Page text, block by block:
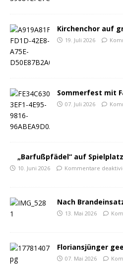
Kirchenchor auf
19. Juli 2026
Sommerfest mit
07. Juli 2026
„Barfußpfädel“ auf
10. Juni 2026 Kommentare
Nach
13. Mai 2026
Floriansjünger
07. Mai 2026